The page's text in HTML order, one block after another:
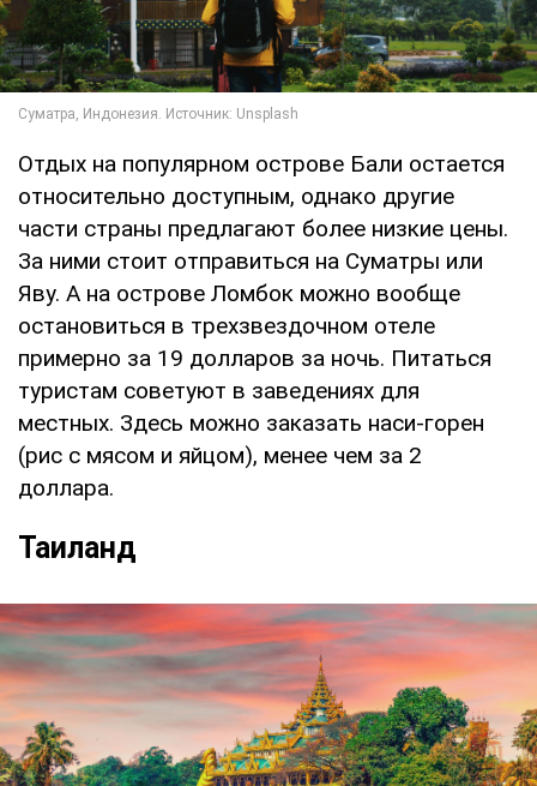
Отдых на популярном острове Бали остается
относительно доступным, однако другие
части страны предлагают более низкие цены.
За ними стоит отправиться на Суматры или
Яву. А на острове Ломбок можно вообще
остановиться в трехзвездочном отеле
примерно за 19 долларов за ночь. Питаться
туристам советуют в заведениях для
местных. Здесь можно заказать наси-горен
(рис с мясом и яйцом), менее чем за 2
доллара.
Таиланд